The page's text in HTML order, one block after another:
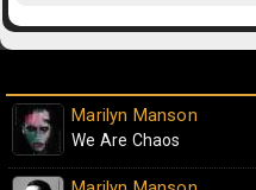
Marilyn Manson
We Are Chaos